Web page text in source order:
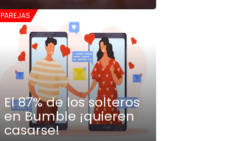
PAREJAS
El 87% de los solteros
en Bumble ¡quieren
casarse!